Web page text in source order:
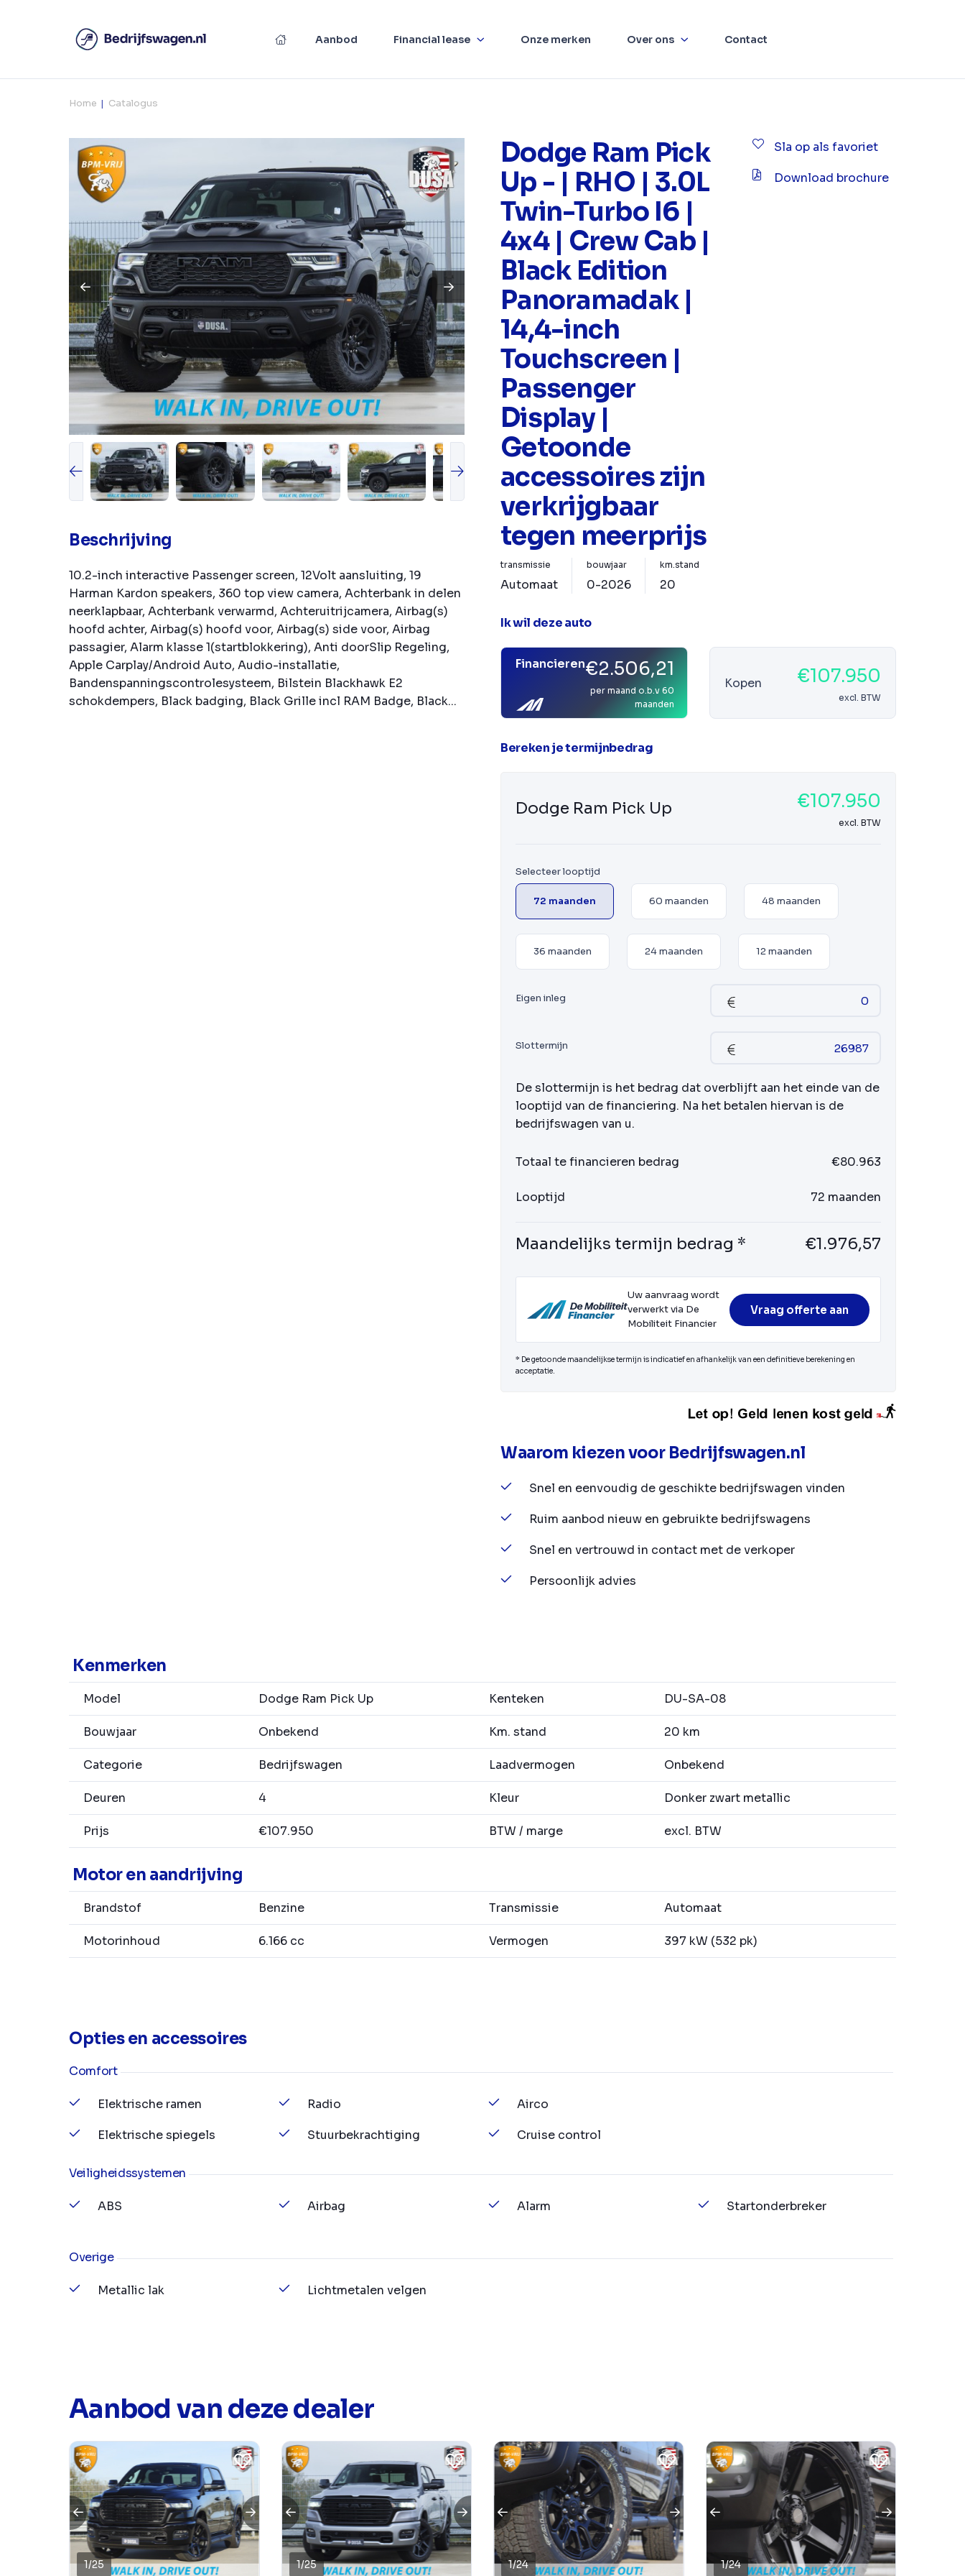
Aanbod Financial lease Onze merken Over ons Contact
Home Catalogus
Beschrijving
10.2-inch interactive Passenger screen, 12Volt aansluiting, 19
Harman Kardon speakers, 360 top view camera, Achterbank in delen
neerklapbaar, Achterbank verwarmd, Achteruitrijcamera, Airbag(s)
hoofd achter, Airbag(s) hoofd voor, Airbag(s) side voor, Airbag
passagier, Alarm klasse 1(startblokkering), Anti doorSlip Regeling,
Apple Carplay/Android Auto, Audio-installatie,
Bandenspanningscontrolesysteem, Bilstein Blackhawk E2
schokdempers, Black badging, Black Grille incl RAM Badge, Black...
Dodge Ram Pick
Up - | RHO | 3.0L
Twin-Turbo I6 |
4x4 | Crew Cab |
Black Edition
Panoramadak |
14,4-inch
Touchscreen |
Passenger
Display |
Getoonde
accessoires zijn
verkrijgbaar
tegen meerprijs
Sla op als favoriet
Download brochure
transmissie
Automaat
bouwjaar
0-2026
km.stand
20
Ik wil deze auto
Financieren€2.506,21
per maand o.b.v 60
maanden
Kopen €107.950
excl. BTW
Bereken je termijnbedrag
Dodge Ram Pick Up €107.950
excl. BTW
Selecteer looptijd
72 maanden 60 maanden 48 maanden
36 maanden 24 maanden 12 maanden
Eigen inleg
Slottermijn
De slottermijn is het bedrag dat overblijft aan het einde van de
looptijd van de financiering. Na het betalen hiervan is de
bedrijfswagen van u.
Totaal te financieren bedrag €80.963
Looptijd 72 maanden
Maandelijks termijn bedrag * €1.976,57
Uw aanvraag wordt
verwerkt via De
Mobiliteit Financier
Vraag offerte aan
* De getoonde maandelijkse termijn is indicatief en afhankelijk van een definitieve berekening en
acceptatie.
Waarom kiezen voor Bedrijfswagen.nl
Snel en eenvoudig de geschikte bedrijfswagen vinden
Ruim aanbod nieuw en gebruikte bedrijfswagens
Snel en vertrouwd in contact met de verkoper
Persoonlijk advies
Kenmerken
Model Dodge Ram Pick Up Kenteken DU-SA-08
Bouwjaar Onbekend Km. stand 20 km
Categorie Bedrijfswagen Laadvermogen Onbekend
Deuren 4 Kleur Donker zwart metallic
Prijs €107.950 BTW / marge excl. BTW
Motor en aandrijving
Brandstof Benzine Transmissie Automaat
Motorinhoud 6.166 cc Vermogen 397 kW (532 pk)
Opties en accessoires
Comfort
Elektrische ramen
Elektrische spiegels
Radio
Stuurbekrachtiging
Airco
Cruise control
Veiligheidssystemen
ABS Airbag Alarm Startonderbreker
Overige
Metallic lak Lichtmetalen velgen
Aanbod van deze dealer
1/25 1/25 1/24 1/24